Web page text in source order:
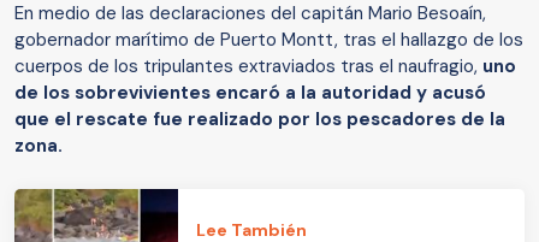
En medio de las declaraciones del capitán Mario Besoaín,
gobernador marítimo de Puerto Montt, tras el hallazgo de los
cuerpos de los tripulantes extraviados tras el naufragio, uno
de los sobrevivientes encaró a la autoridad y acusó
que el rescate fue realizado por los pescadores de la
zona.
Lee También